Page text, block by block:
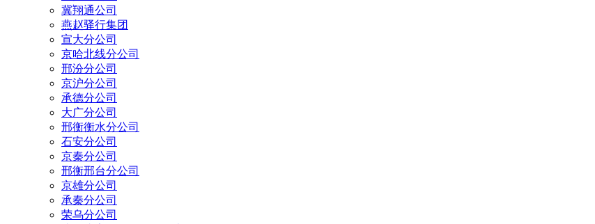
冀翔通公司
燕赵驿行集团
宣大分公司
京哈北线分公司
邢汾分公司
京沪分公司
承德分公司
大广分公司
邢衡衡水分公司
石安分公司
京秦分公司
邢衡邢台分公司
京雄分公司
承秦分公司
荣乌分公司